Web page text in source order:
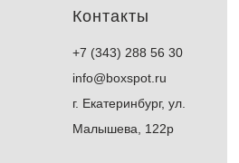
Контакты
+7 (343) 288 56 30
info@boxspot.ru
г. Екатеринбург, ул.
Малышева, 122р